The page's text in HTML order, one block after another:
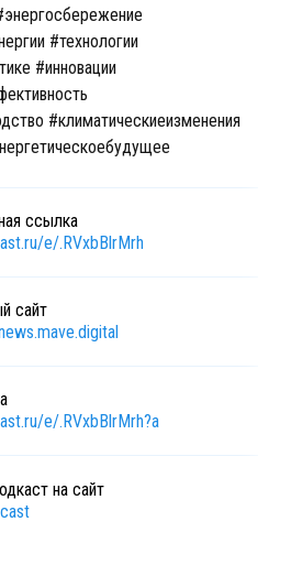
#технологии
#инновации
#климатическиеизменения
ссылка
e/.RVxbBlrMrh
сайт
e/.RVxbBlrMrh?a
на сайт